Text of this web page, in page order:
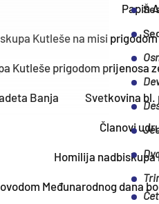
Papin
Kutleše na misi
Kutleše prigodom prijenosa
Banja Svetkovina bl.
Članovi
Homilija
Međunarodnog dana